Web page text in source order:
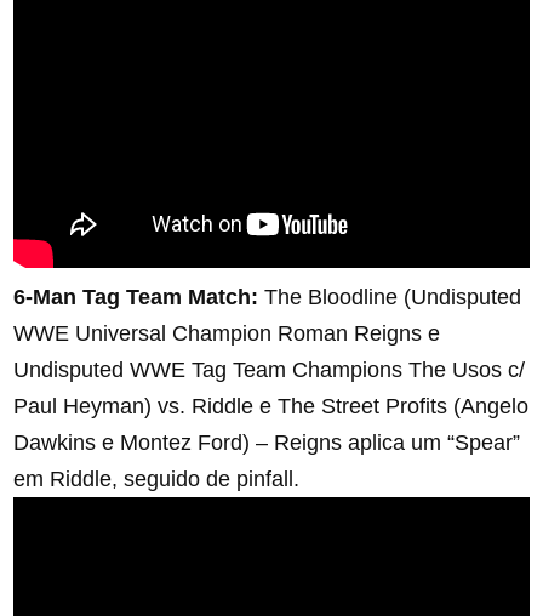
6-Man Tag Team Match: The Bloodline (Undisputed
WWE Universal Champion Roman Reigns e
Undisputed WWE Tag Team Champions The Usos c/
Paul Heyman) vs. Riddle e The Street Profits (Angelo
Dawkins e Montez Ford) – Reigns aplica um “Spear”
em Riddle, seguido de pinfall.